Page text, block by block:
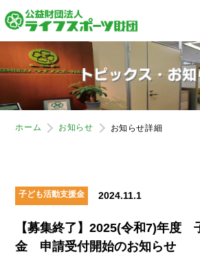
ホーム お知らせ お知らせ詳細
子ども活動支援金 2024.11.1
【募集終了】2025(令和7)年度
金 申請受付開始のお知らせ